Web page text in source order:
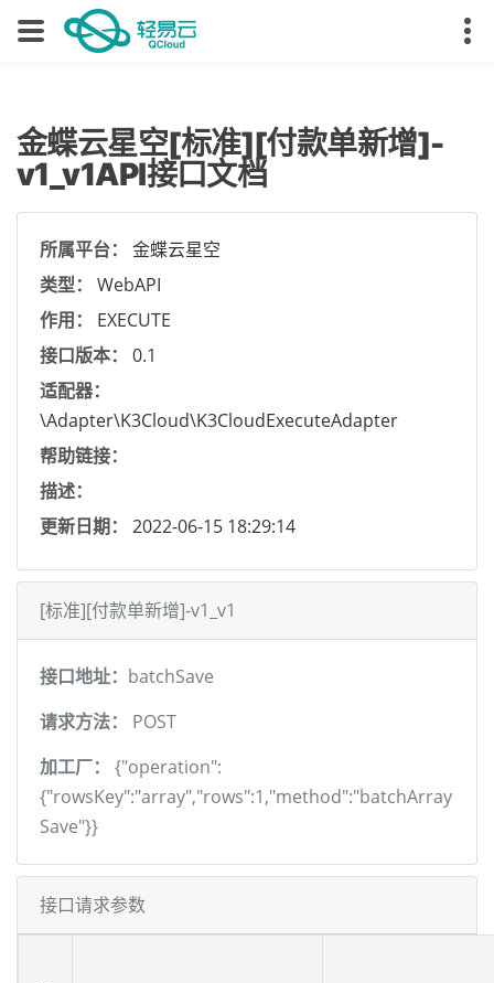
金蝶云星空[标准][付款单新增]-
v1_v1API接口文档
所属平台：
金蝶云星空
类型：
WebAPI
作用：
EXECUTE
接口版本：
0.1
适配器：
\Adapter\K3Cloud\K3CloudExecuteAdapter
帮助链接：
描述：
更新日期：
2022-06-15 18:29:14
[标准][付款单新增]-v1_v1
接口地址： batchSave
请求方法：
POST
加工厂：
{"operation":
{"rowsKey":"array","rows":1,"method":"batchArray
Save"}}
接口请求参数